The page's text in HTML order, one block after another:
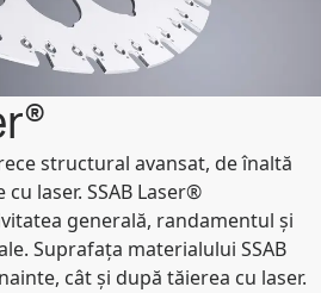
structural avansat, de înaltă
laser. SSAB Laser®
generală, randamentul și
Suprafața materialului SSAB
cât şi după tăierea cu laser.